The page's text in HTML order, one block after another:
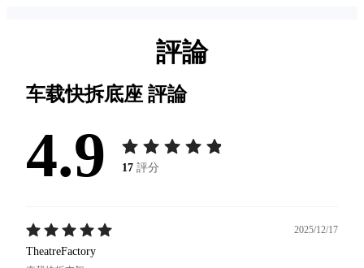
評論
车载快拆底座 評論
4.9 17 評分
2025/12/17
TheatreFactory